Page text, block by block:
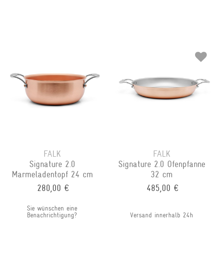
FALK
Signature 2.0
Marmeladentopf 24 cm
280,00 €
Sie wünschen eine
Benachrichtigung?
FALK
Signature 2.0 Ofenpfanne
32 cm
485,00 €
Versand innerhalb 24h